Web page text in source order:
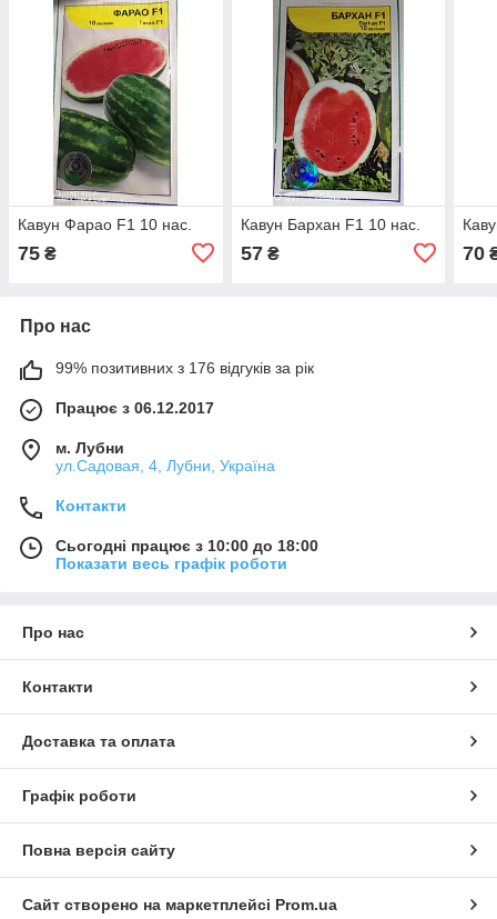
Кавун Фарао F1 10 нас.
75 ₴
Кавун Бархан F1 10 нас.
57₴ 70
Про нас
99% позитивних з 176 відгуків за рік
Працює з 06.12.2017
м. Лубни
ул.Садовая, 4, Лубни, Україна
Контакти
Сьогодні працює з 10:00 до 18:00
Показати весь графік роботи
Про нас
Контакти
Доставка та оплата
Графік роботи
Повна версія сайту
Сайт створено на маркетплейсі Prom.ua